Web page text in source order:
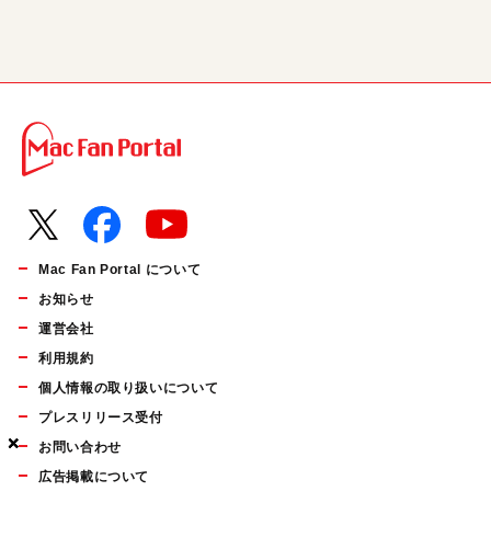
×
×
×
Mac Fan Portal について
お知らせ
運営会社
利用規約
個人情報の取り扱いについて
プレスリリース受付
お問い合わせ
広告掲載について